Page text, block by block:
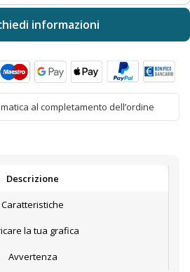
al completamento dell’ordine
Descrizione
Caratteristiche
la tua grafica
Avvertenza